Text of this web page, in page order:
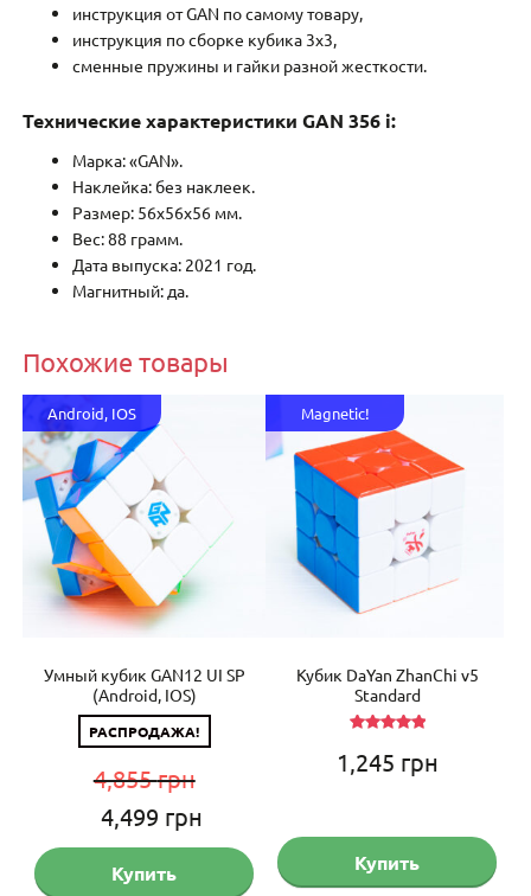
инструкция от GAN по самому товару,
инструкция по сборке кубика 3х3,
сменные пружины и гайки разной жесткости.
Технические характеристики GAN 356 i:
Марка: «GAN».
Наклейка: без наклеек.
Размер: 56x56x56 мм.
Вес: 88 грамм.
Дата выпуска: 2021 год.
Магнитный: да.
Похожие товары
Умный кубик GAN12 UI SP
(Android, IOS)
РАСПРОДАЖА!
4,855грн
Первоначальная
цена
4,499 грн
цена:
Android, IOS
Купить
Кубик DaYan ZhanChi v5
Standard
5.00из 5
1,245 грн
Magnetic!
Купить